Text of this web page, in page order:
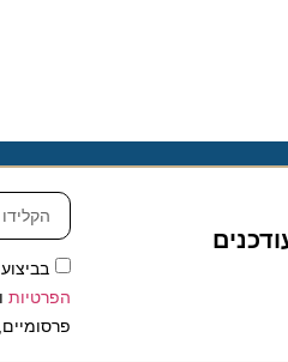
בביצוע
הפרטיות
פרסומיים,